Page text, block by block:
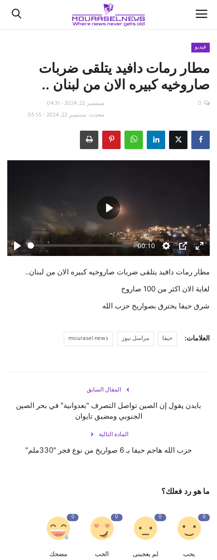
الأخبار
كتّابنا
اقتصاد
حياة
فيديو
مطار رمات دافيد يتلقى ضربات
صاروخيه كبيره الان من لبنان ..
سبتمبر 22, 2024 - 04:31
محدث: سبتمبر 22, 2024 - 05:55
0
Play
00:10
Settings
PIP
Enter
Play
العلامات: حيفا مراسل نيوز mourasel news
المقال السابق
بايدن يقول إن الصين تواصل التصرف "بعدوانية" في بحر الصين
الجنوبي ومضيق تايوان
المادة التالية
حزب الله هاجم حيفا بـ 6 صواريخ من نوع فجر "330ملم"
ما هو رد فعلك؟
0
يحب
0
لم يعجبنى
0
الحب
0
مضحك